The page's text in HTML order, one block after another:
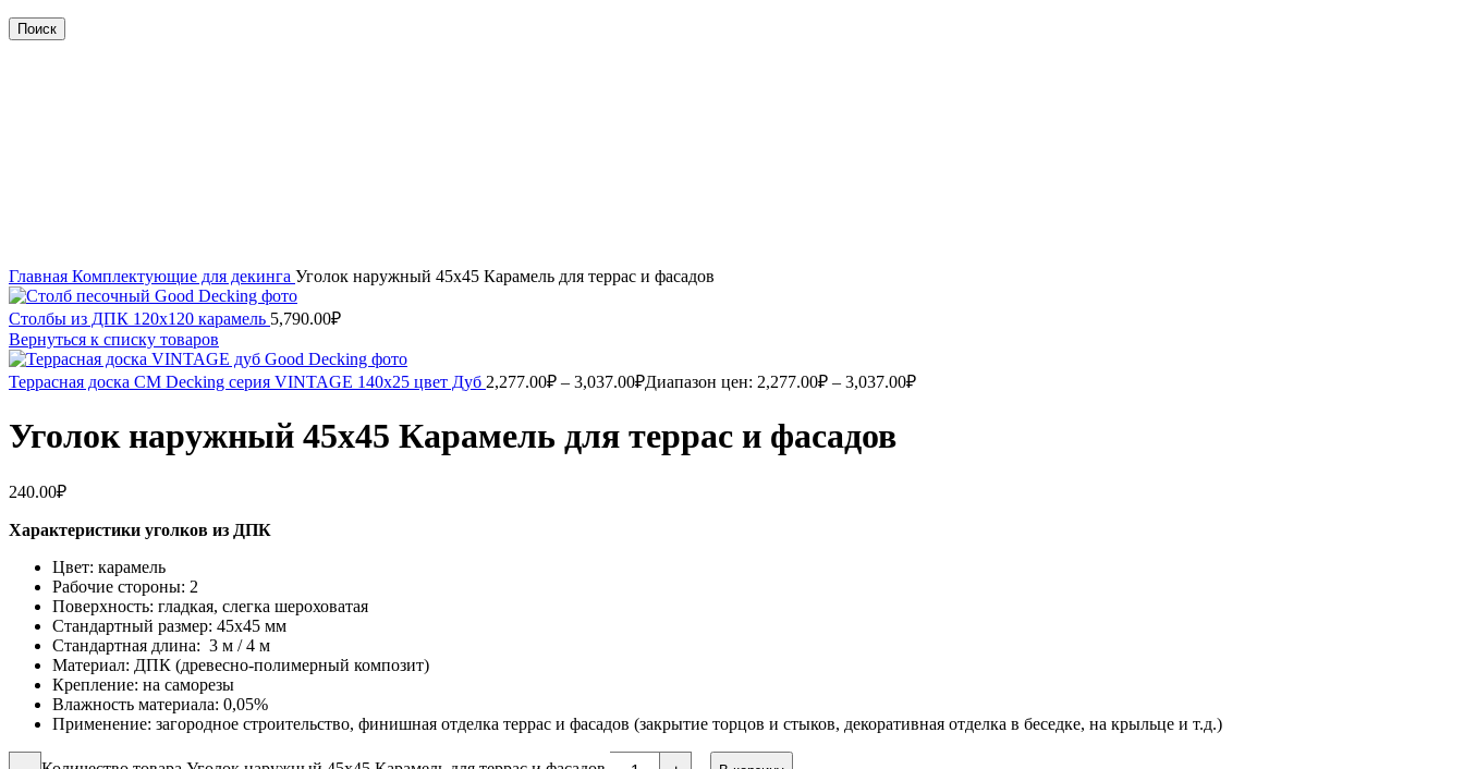
Поиск
Главная Комплектующие для декинга Уголок наружный 45х45 Карамель для террас и фасадов
Столбы из ДПК 120x120 карамель 5,790.00₽
Вернуться к списку товаров
Террасная доска CM Decking серия VINTAGE 140х25 цвет Дуб 2,277.00₽ – 3,037.00₽Диапазон цен: 2,277.00₽ – 3,037.00₽
Уголок наружный 45х45 Карамель для террас и фасадов
240.00₽
Характеристики уголков из ДПК
Цвет: карамель
Рабочие стороны: 2
Поверхность: гладкая, слегка шероховатая
Стандартный размер: 45х45 мм
Стандартная длина: 3 м / 4 м
Материал: ДПК (древесно-полимерный композит)
Крепление: на саморезы
Влажность материала: 0,05%
Применение: загородное строительство, финишная отделка террас и фасадов (закрытие торцов и стыков, декоративная отделка в беседке, на крыльце и т.д.)